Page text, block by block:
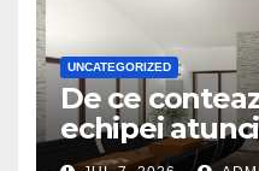
UNCATEGORIZED
De ce
echipei
birou de